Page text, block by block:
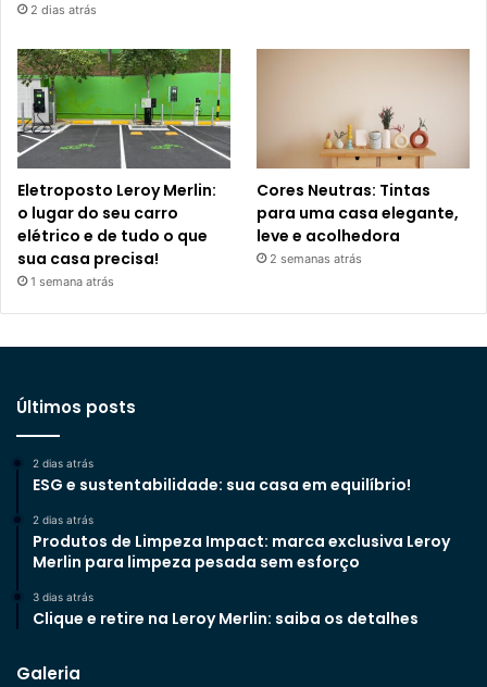
2 dias atrás
Eletroposto Leroy Merlin:
o lugar do seu carro
elétrico e de tudo o que
sua casa precisa!
1 semana atrás
Cores Neutras: Tintas
para uma casa elegante,
leve e acolhedora
2 semanas atrás
Últimos posts
2 dias atrás
ESG e sustentabilidade: sua casa em equilíbrio!
2 dias atrás
Produtos de Limpeza Impact: marca exclusiva Leroy
Merlin para limpeza pesada sem esforço
3 dias atrás
Clique e retire na Leroy Merlin: saiba os detalhes
Galeria